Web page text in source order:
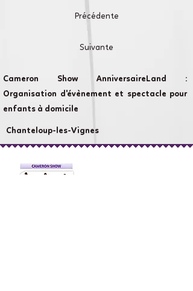
Précédente
Suivante
Cameron Show AnniversaireLand :
Organisation d'évènement et spectacle pour
enfants à domicile
Chanteloup-les-Vignes